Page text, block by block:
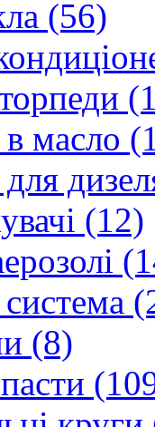
(56)
масло
(12)
(8)